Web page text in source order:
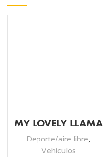
MY LOVELY LLAMA
Deporte/aire libre,
Vehículos